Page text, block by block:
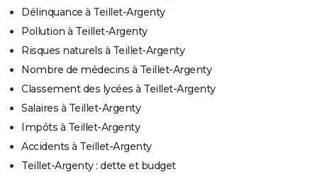
Délinquance à Teillet-Argenty
Pollution à Teillet-Argenty
Risques naturels à Teillet-Argenty
Nombre de médecins à Teillet-Argenty
Classement des lycées à Teillet-Argenty
Salaires à Teillet-Argenty
Impôts à Teillet-Argenty
Accidents à Teillet-Argenty
Teillet-Argenty : dette et budget